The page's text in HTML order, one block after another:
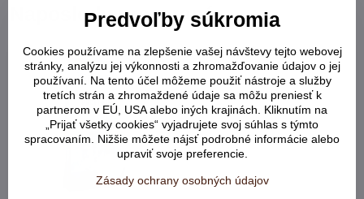
Naposledy prezerané
Predvoľby súkromia
Cookies používame na zlepšenie vašej návštevy tejto webovej
stránky, analýzu jej výkonnosti a zhromažďovanie údajov o jej
používaní. Na tento účel môžeme použiť nástroje a služby
tretích strán a zhromaždené údaje sa môžu preniesť k
partnerom v EÚ, USA alebo iných krajinách. Kliknutím na
„Prijať všetky cookies“ vyjadrujete svoj súhlas s týmto
spracovaním. Nižšie môžete nájsť podrobné informácie alebo
upraviť svoje preferencie.
Zásady ochrany osobných údajov